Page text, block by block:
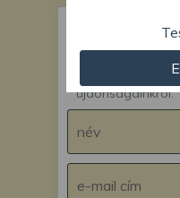
IRATKOZZ FEL
Értesülj
újdonságainkról.
személyre
tartalom
gyűjtéséhez,
kifejlesztéséhez
javításához. Az
módszerrel
adatokat és